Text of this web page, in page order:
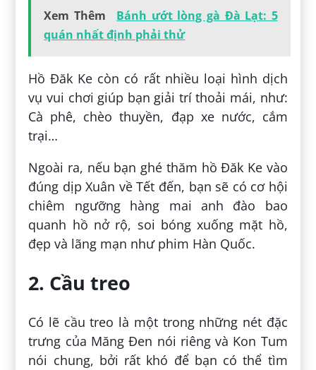
Xem Thêm
Bánh ướt lòng gà Đà Lạt: 5
quán nhất định phải thử
Hồ Đăk Ke còn có rất nhiều loại hình dịch
vụ vui chơi giúp bạn giải trí thoải mái, như:
Cà phê, chèo thuyền, đạp xe nước, cắm
trại…
Ngoài ra, nếu bạn ghé thăm hồ Đăk Ke vào
đúng dịp Xuân về Tết đến, bạn sẽ có cơ hội
chiêm ngưỡng hàng mai anh đào bao
quanh hồ nở rộ, soi bóng xuống mặt hồ,
đẹp và lãng mạn như phim Hàn Quốc.
2. Cầu treo
Có lẽ cầu treo là một trong những nét đặc
trưng của Măng Đen nói riêng và Kon Tum
nói chung, bởi rất khó để bạn có thể tìm